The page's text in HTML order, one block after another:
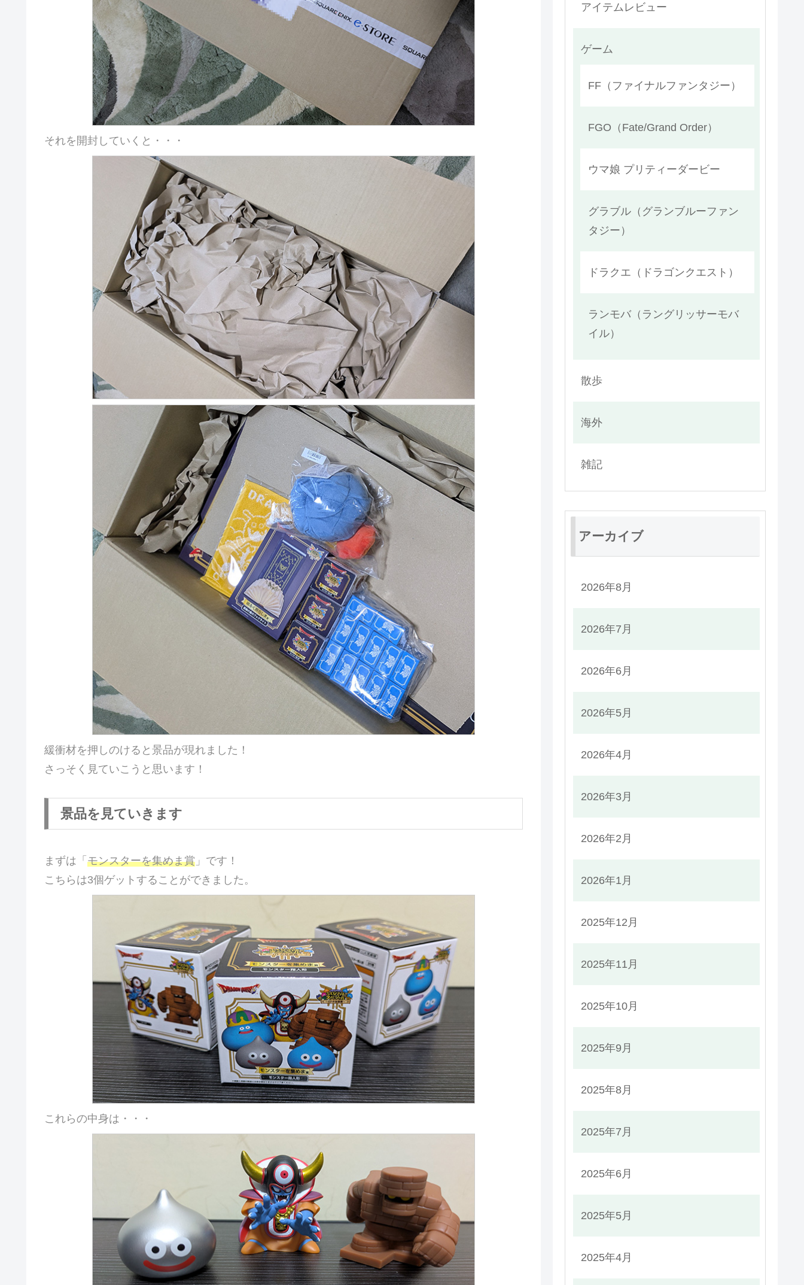
それを開封していくと・・・
緩衝材を押しのけると景品が現れました！
さっそく見ていこうと思います！
景品を見ていきます
まずは「 モンスターを集めま賞 」です！
こちらは3個ゲットすることができました。
これらの中身は・・・
アイテムレビュー
ゲーム
FF（ファイナルファンタジー）
FGO（Fate/Grand Order）
ウマ娘 プリティーダービー
グラブル（グランブルーファン
タジー）
ドラクエ（ドラゴンクエスト）
ランモバ（ラングリッサーモバ
イル）
散歩
海外
雑記
アーカイブ
2026年8月
2026年7月
2026年6月
2026年5月
2026年4月
2026年3月
2026年2月
2026年1月
2025年12月
2025年11月
2025年10月
2025年9月
2025年8月
2025年7月
2025年6月
2025年5月
2025年4月